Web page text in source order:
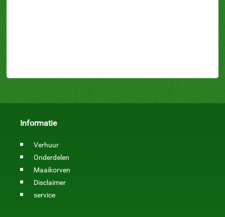
Informatie
Verhuur
Onderdelen
Maaikorven
Disclaimer
service